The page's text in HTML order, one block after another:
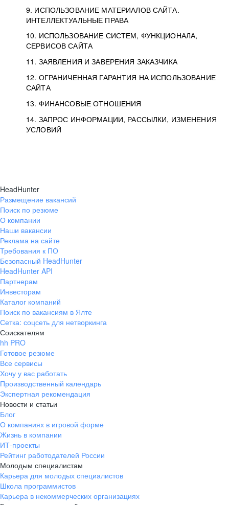
9. ИСПОЛЬЗОВАНИЕ МАТЕРИАЛОВ САЙТА.
ИНТЕЛЛЕКТУАЛЬНЫЕ ПРАВА
10. ИСПОЛЬЗОВАНИЕ СИСТЕМ, ФУНКЦИОНАЛА,
СЕРВИСОВ САЙТА
11. ЗАЯВЛЕНИЯ И ЗАВЕРЕНИЯ ЗАКАЗЧИКА
12. ОГРАНИЧЕННАЯ ГАРАНТИЯ НА ИСПОЛЬЗОВАНИЕ
САЙТА
13. ФИНАНСОВЫЕ ОТНОШЕНИЯ
14. ЗАПРОС ИНФОРМАЦИИ, РАССЫЛКИ, ИЗМЕНЕНИЯ
УСЛОВИЙ
HeadHunter
Размещение вакансий
Поиск по резюме
О компании
Наши вакансии
Реклама на сайте
Требования к ПО
Безопасный HeadHunter
HeadHunter API
Партнерам
Инвесторам
Каталог компаний
Поиск по вакансиям в Ялте
Сетка: соцсеть для нетворкинга
Соискателям
hh PRO
Готовое резюме
Все сервисы
Хочу у вас работать
Производственный календарь
Экспертная рекомендация
Новости и статьи
Блог
О компаниях в игровой форме
Жизнь в компании
ИТ-проекты
Рейтинг работодателей России
Молодым специалистам
Карьера для молодых специалистов
Школа программистов
Карьера в некоммерческих организациях